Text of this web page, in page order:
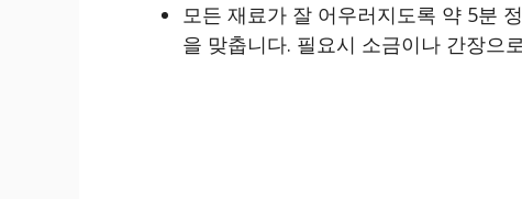
모든 재료가 잘 어우러지도록 약 5분
을 맞춥니다. 필요시 소금이나 간장으